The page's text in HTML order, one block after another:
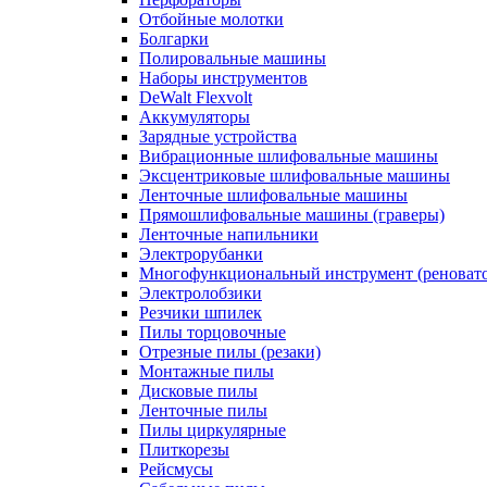
Отбойные молотки
Болгарки
Полировальные машины
Наборы инструментов
DeWalt Flexvolt
Аккумуляторы
Зарядные устройства
Вибрационные шлифовальные машины
Эксцентриковые шлифовальные машины
Ленточные шлифовальные машины
Прямошлифовальные машины (граверы)
Ленточные напильники
Электрорубанки
Многофункциональный инструмент
Электролобзики
Резчики шпилек
Пилы торцовочные
Отрезные пилы (резаки)
Монтажные пилы
Дисковые пилы
Ленточные пилы
Пилы циркулярные
Плиткорезы
Рейсмусы